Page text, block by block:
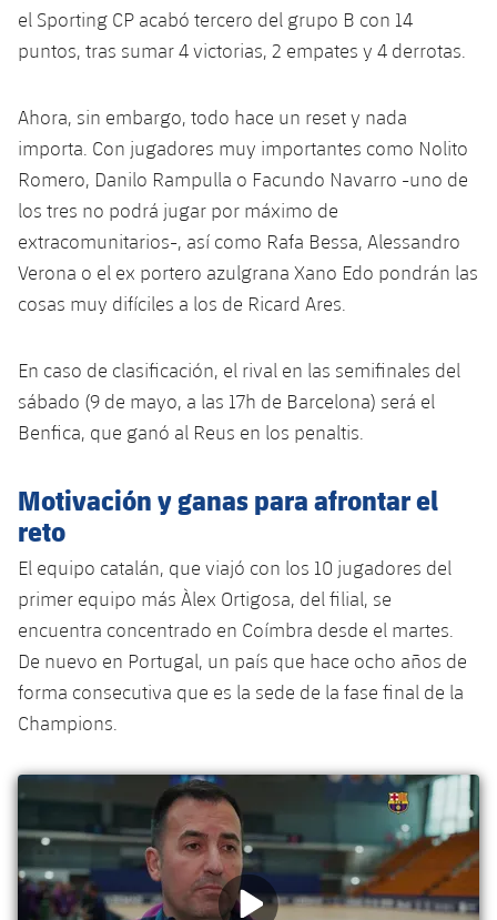
el Sporting CP acabó tercero del grupo B con 14
puntos, tras sumar 4 victorias, 2 empates y 4 derrotas.
Ahora, sin embargo, todo hace un reset y nada
importa. Con jugadores muy importantes como Nolito
Romero, Danilo Rampulla o Facundo Navarro -uno de
los tres no podrá jugar por máximo de
extracomunitarios-, así como Rafa Bessa, Alessandro
Verona o el ex portero azulgrana Xano Edo pondrán las
cosas muy difíciles a los de Ricard Ares.
En caso de clasificación, el rival en las semifinales del
sábado (9 de mayo, a las 17h de Barcelona) será el
Benfica, que ganó al Reus en los penaltis.
Motivación y ganas para afrontar el
reto
El equipo catalán, que viajó con los 10 jugadores del
primer equipo más Àlex Ortigosa, del filial, se
encuentra concentrado en Coímbra desde el martes.
De nuevo en Portugal, un país que hace ocho años de
forma consecutiva que es la sede de la fase final de la
Champions.